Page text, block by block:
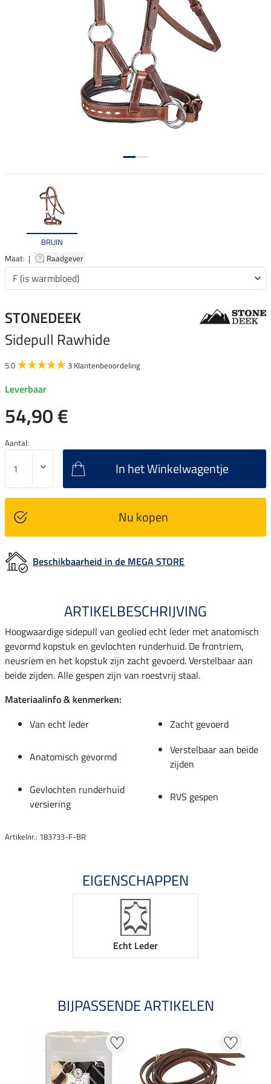
BRUIN
Maat: |
Raadgever
STONEDEEK
Sidepull Rawhide
5.0 3 Klantenbeoordeling
Leverbaar
54,90 €
Aantal:
In het Winkelwagentje
Nu kopen
Beschikbaarheid in de MEGA STORE
ARTIKELBESCHRIJVING
Hoogwaardige sidepull van geolied echt leder met anatomisch
gevormd kopstuk en gevlochten runderhuid. De frontriem,
neusriem en het kopstuk zijn zacht gevoerd. Verstelbaar aan
beide zijden. Alle gespen zijn van roestvrij staal.
Materiaalinfo & kenmerken:
Van echt leder
Zacht gevoerd
Anatomisch gevormd
Verstelbaar aan beide
zijden
Gevlochten runderhuid
versiering
RVS gespen
Artikelnr.: 183733-F-BR
EIGENSCHAPPEN
Echt Leder
BIJPASSENDE ARTIKELEN